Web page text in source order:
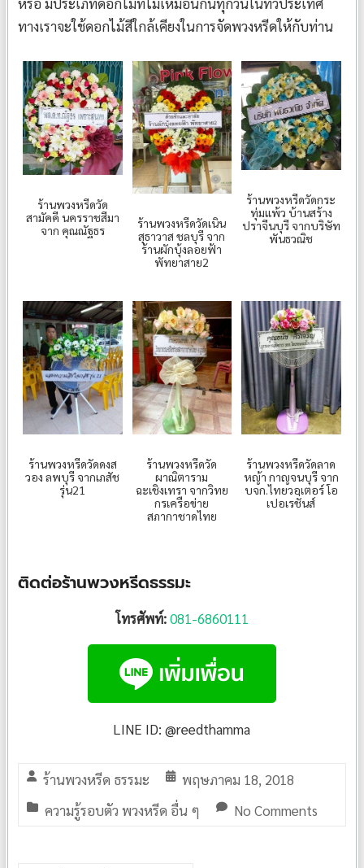
ทางเราจะใช้ดอกไม้สีใกล้เคียงในการจัดพวงหรีดให้กับท่าน
ร้านพวงหรีดวัด
สามัคคี นครราชสีมา
จาก คุณณัฐธร
ร้านพวงหรีดวัดเนิน
สุธาวาส ชลบุรี จาก
ร้านผักบุ้งลอยฟ้า
พัทยาสาย2
ร้านพวงหรีดวัดกระ
ทุ่มแพ้ว บ้านสร้าง
ปราจีนบุรี จากบริษัท
พันธวณิช
ร้านพวงหรีดวัดดงส
วอง ลพบุรี จากเภสัช
รุ่น21
ร้านพวงหรีดวัด
ผาณิตาราม
ฉะเชิงเทรา จากวิทย
กรเครือข่าย
สภากาชาดไทย
ร้านพวงหรีดวัดลาด
หญ้า กาญจนบุรี จาก
บจก.ไทยวอเตอร์ โอ
เปอเรชั่นส์
ติดต่อร้านพวงหรีดธรรมะ
โทรศัพท์:081-6860111
LINE ID: @reedthamma
ร้านพวงหรีด ธรรมะ
พฤษภาคม 18, 2018
ความรู้รอบตัว พวงหรีด อื่น ๆ
No Comments